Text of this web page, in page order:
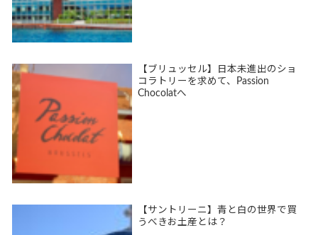
【ブリュッセル】日本未進出のショ
コラトリーを求めて、Passion
Chocolatへ
【サントリーニ】青と白の世界で買
うべきお土産とは？